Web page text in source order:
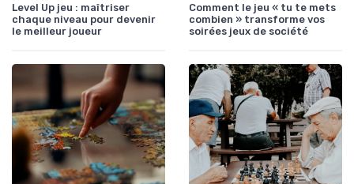
Level Up jeu : maîtriser
chaque niveau pour devenir
le meilleur joueur
Comment le jeu « tu te mets
combien » transforme vos
soirées jeux de société